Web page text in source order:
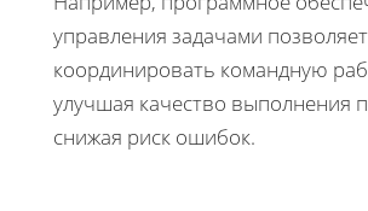
управления задачами
координировать командную
улучшая качество выполнения
снижая риск ошибок.